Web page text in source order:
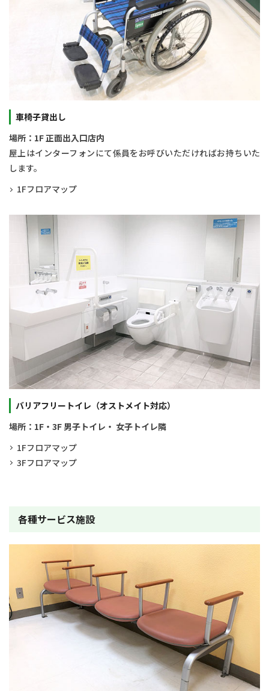
車椅子貸出し
場所：1F 正面出入口店内
屋上はインターフォンにて係員をお呼びいただければお持ちいた
します。
1Fフロアマップ
バリアフリートイレ（オストメイト対応）
場所：1F・3F 男子トイレ・ 女子トイレ隣
1Fフロアマップ
3Fフロアマップ
各種サービス施設